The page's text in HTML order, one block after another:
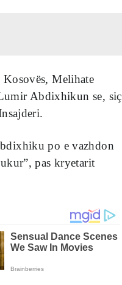
Melihate
Abdixhikun se, siç
po e vazhdon
pas kryetarit